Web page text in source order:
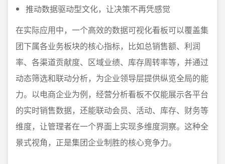
推动数据驱动型文化，让决策不再凭感觉
在实际应用中，一个高效的数据可视化看板可以覆盖集
团下属各业务板块的核心指标，比如总销售额、利润
率、各渠道贡献度、区域业绩、库存周转率等，并通过
动态筛选和联动分析，为企业领导层提供纵览全局的能
力。以电商企业为例，经营分析看板不仅能展示各平台
的实时销售数据，还能联动会员、活动、库存、财务等
维度，让管理者在一个界面上实现多维度洞察。这种全
景式视角，正是集团企业制胜的核心竞争力。